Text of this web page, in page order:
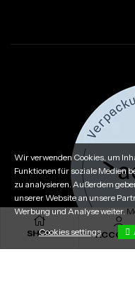
SHOP
Wir verwenden Cookies, um
Funktionen für soziale Medien
zu analysieren. Außerdem
unserer Website an unsere
Werbung und Analyse weiter.
Cookies settings